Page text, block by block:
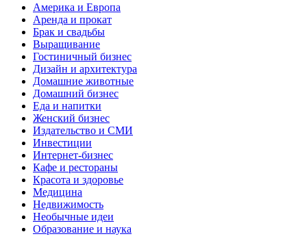
Америка и Европа
Аренда и прокат
Брак и свадьбы
Выращивание
Гостиничный бизнес
Дизайн и архитектура
Домашние животные
Домашний бизнес
Еда и напитки
Женский бизнес
Издательство и СМИ
Инвестиции
Интернет-бизнес
Кафе и рестораны
Красота и здоровье
Медицина
Недвижимость
Необычные идеи
Образование и наука